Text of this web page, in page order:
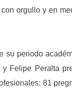
orgullo y en
su periodo
Felipe Peralta
81